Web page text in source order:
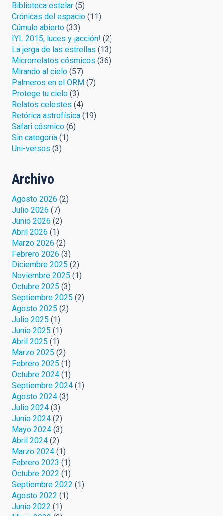
Biblioteca estelar (5)
Crónicas del espacio (11)
Cúmulo abierto (33)
IYL 2015, luces y ¡acción! (2)
La jerga de las estrellas (13)
Microrrelatos cósmicos (36)
Mirando al cielo (57)
Palmeros en el ORM (7)
Protege tu cielo (3)
Relatos celestes (4)
Retórica astrofísica (19)
Safari cósmico (6)
Sin categoría (1)
Uni-versos (3)
Archivo
Agosto 2026 (2)
Julio 2026 (7)
Junio 2026 (2)
Abril 2026 (1)
Marzo 2026 (2)
Febrero 2026 (3)
Diciembre 2025 (2)
Noviembre 2025 (1)
Octubre 2025 (3)
Septiembre 2025 (2)
Agosto 2025 (2)
Julio 2025 (1)
Junio 2025 (1)
Abril 2025 (1)
Marzo 2025 (2)
Febrero 2025 (1)
Octubre 2024 (1)
Septiembre 2024 (1)
Agosto 2024 (3)
Julio 2024 (3)
Junio 2024 (2)
Mayo 2024 (3)
Abril 2024 (2)
Marzo 2024 (1)
Febrero 2023 (1)
Octubre 2022 (1)
Septiembre 2022 (1)
Agosto 2022 (1)
Junio 2022 (1)